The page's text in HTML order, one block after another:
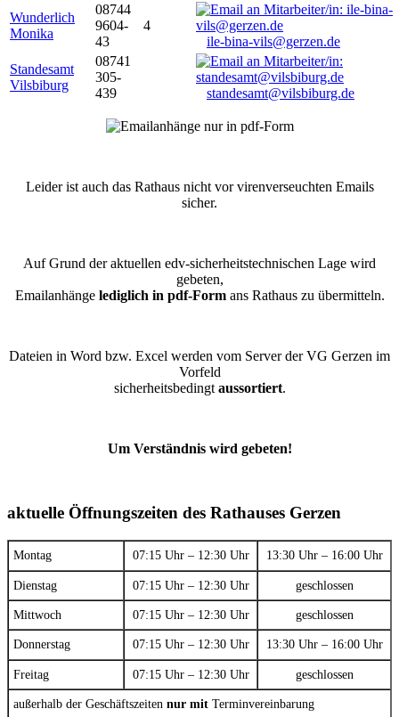
Wunderlich
Monika
08744
9604-
43
4
ile-bina-vils@gerzen.de
Standesamt
Vilsbiburg
08741
305-
439
standesamt@vilsbiburg.de
Leider ist auch das Rathaus nicht vor virenverseuchten Emails
sicher.
Auf Grund der aktuellen edv-sicherheitstechnischen Lage wird
gebeten,
Emailanhänge lediglich in pdf-Formans Rathaus zu übermitteln.
Dateien in Word bzw. Excel werden vom Server der VG Gerzen im
Vorfeld
sicherheitsbedingt aussortiert.
Um Verständnis wird gebeten!
aktuelle Öffnungszeiten des Rathauses Gerzen
Montag 07:15 Uhr – 12:30 Uhr 13:30 Uhr – 16:00 Uhr
Dienstag 07:15 Uhr – 12:30 Uhr geschlossen
Mittwoch 07:15 Uhr – 12:30 Uhr geschlossen
Donnerstag 07:15 Uhr – 12:30 Uhr 13:30 Uhr – 16:00 Uhr
Freitag 07:15 Uhr – 12:30 Uhr geschlossen
außerhalb der Geschäftszeiten nur mit Terminvereinbarung